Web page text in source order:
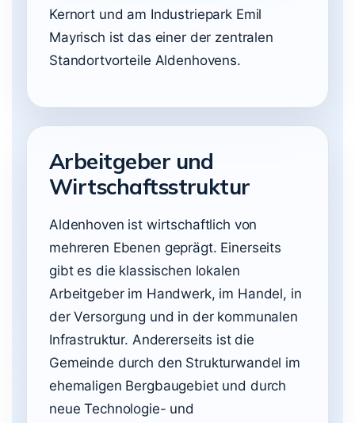
Kernort und am Industriepark Emil
Mayrisch ist das einer der zentralen
Standortvorteile Aldenhovens.
Arbeitgeber und
Wirtschaftsstruktur
Aldenhoven ist wirtschaftlich von
mehreren Ebenen geprägt. Einerseits
gibt es die klassischen lokalen
Arbeitgeber im Handwerk, im Handel, in
der Versorgung und in der kommunalen
Infrastruktur. Andererseits ist die
Gemeinde durch den Strukturwandel im
ehemaligen Bergbaugebiet und durch
neue Technologie- und